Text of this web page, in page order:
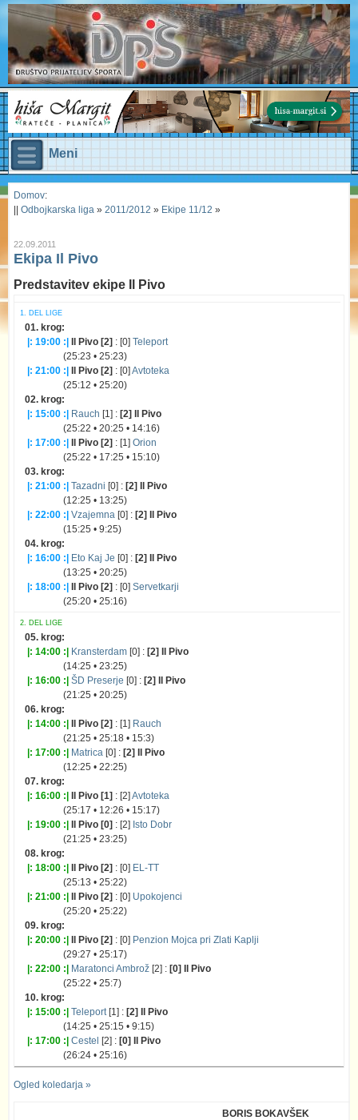
Meni
Domov:
Odbojkarska liga » 2011/2012 » Ekipe 11/12 »
22.09.2011
Ekipa Il Pivo
Predstavitev ekipe Il Pivo
1. DEL LIGE
01. krog:
|: 19:00 :| Il Pivo [2] : [0] Teleport
(25:23 • 25:23)
|: 21:00 :| Il Pivo [2] : [0]Avtoteka
(25:12 • 25:20)
02. krog:
|: 15:00 :| Rauch [1] : [2] Il Pivo
(25:22 • 20:25 • 14:16)
|: 17:00 :| Il Pivo [2] : [1] Orion
(25:22 • 17:25 • 15:10)
03. krog:
|: 21:00 :| Tazadni [0] : [2] Il Pivo
(12:25 • 13:25)
|: 22:00 :| Vzajemna [0] : [2] Il Pivo
(15:25 • 9:25)
04. krog:
|: 16:00 :| Eto Kaj Je [0] : [2] Il Pivo
(13:25 • 20:25)
|: 18:00 :| Il Pivo [2] : [0] Servetkarji
(25:20 • 25:16)
2. DEL LIGE
05. krog:
|: 14:00 :| Kransterdam [0] : [2] Il Pivo
(14:25 • 23:25)
|: 16:00 :| ŠD Preserje [0] : [2] Il Pivo
(21:25 • 20:25)
06. krog:
|: 14:00 :| Il Pivo [2] : [1] Rauch
(21:25 • 25:18 • 15:3)
|: 17:00 :| Matrica [0] : [2] Il Pivo
(12:25 • 22:25)
07. krog:
|: 16:00 :| Il Pivo [1] : [2]Avtoteka
(25:17 • 12:26 • 15:17)
|: 19:00 :| Il Pivo [0] : [2] Isto Dobr
(21:25 • 23:25)
08. krog:
|: 18:00 :| Il Pivo [2] : [0] EL-TT
(25:13 • 25:22)
|: 21:00 :| Il Pivo [2] : [0] Upokojenci
(25:20 • 25:22)
09. krog:
|: 20:00 :| Il Pivo [2] : [0] Penzion Mojca pri Zlati Kaplji
(29:27 • 25:17)
|: 22:00 :| Maratonci Ambrož [2] : [0] Il Pivo
(25:22 • 25:7)
10. krog:
|: 15:00 :| Teleport [1] : [2] Il Pivo
(14:25 • 25:15 • 9:15)
|: 17:00 :| Cestel [2] : [0] Il Pivo
(26:24 • 25:16)
Ogled koledarja »
BORIS BOKAVŠEK